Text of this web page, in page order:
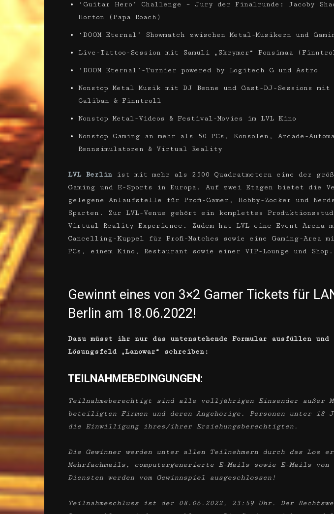
‘Guitar Hero’ Challenge – Jury der Finalrunde: Jacoby
Horton (Papa Roach)
‘DOOM Eternal’ Showmatch zwischen Metal-Musikern und
Live-Tattoo-Session mit Samuli „Skrymer“ Ponsimaa
‘DOOM Eternal’-Turnier powered by Logitech G und Astro
Nonstop Metal Musik mit DJ Benne und Gast-DJ-Sessions mit
Caliban & Finntroll
Nonstop Metal-Videos & Festival-Movies im LVL Kino
Nonstop Gaming an mehr als 50 PCs, Konsolen, Arcade-
Rennsimulatoren & Virtual Reality
LVL Berlin ist mit mehr als 2500 Quadratmetern eine der
Gaming und E-Sports in Europa. Auf zwei Etagen bietet die
gelegene Anlaufstelle für Profi-Gamer, Hobby-Zocker und
Sparten. Zur LVL-Venue gehört ein komplettes
Virtual-Reality-Experience. Zudem hat LVL eine Event-Arena
Cancelling-Kuppel für Profi-Matches sowie eine Gaming-Area
PCs, einem Kino, Restaurant sowie einer VIP-Lounge und Shop.
Gewinnt eines von 3×2 Gamer Tickets für
Berlin am 18.06.2022!
Dazu müsst ihr nur das untenstehende Formular ausfüllen und
Lösungsfeld „Lanowar“ schreiben:
TEILNAHMEBEDINGUNGEN:
Teilnahmeberechtigt sind alle volljährigen Einsender außer
beteiligten Firmen und deren Angehörige. Personen unter 18
die Einwilligung ihres/ihrer Erziehungsberechtigten.
Die Gewinner werden unter allen Teilnehmern durch das Los
Mehrfachmails, computergenerierte E-Mails sowie E-Mails von
Diensten werden vom Gewinnspiel ausgeschlossen!
Teilnahmeschluss ist der 08.06.2022, 23:59 Uhr. Der